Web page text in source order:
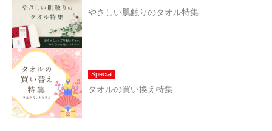
やさしい肌触りのタオル特集
Special
タオルの買い換え特集